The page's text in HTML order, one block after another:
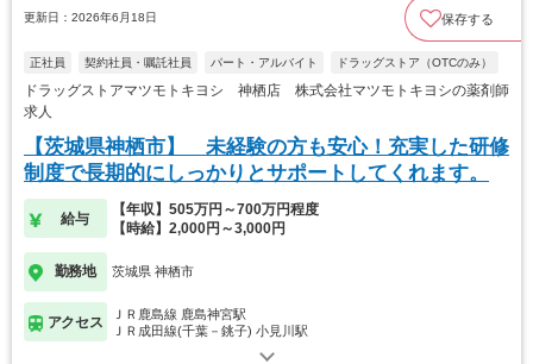
更新日：2026年6月18日 保存する
正社員 契約社員・嘱託社員 パート・アルバイト ドラッグストア（OTCのみ）
ドラッグストアマツモトキヨシ 神栖店 株式会社マツモトキヨシの薬剤師
求人
【茨城県神栖市】 未経験の方も安心！充実した研修
制度で長期的にしっかりとサポートしてくれます。
給与
【年収】505万円～700万円程度
【時給】2,000円～3,000円
勤務地 茨城県 神栖市
アクセス
ＪＲ鹿島線 鹿島神宮駅
ＪＲ成田線(千葉－銚子) 小見川駅